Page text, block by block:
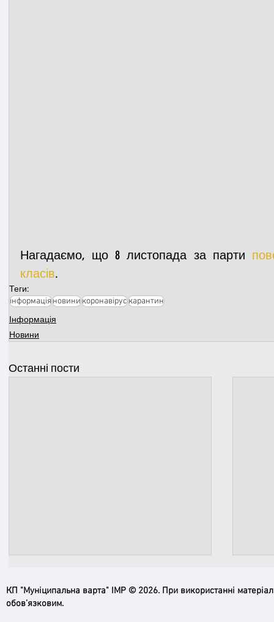
Нагадаємо, що 8 листопада за парти
класів.
Теги:
інформаціяновиникоронавірускарантин
Інформація
Новини
Останні пости
КП "Муніципальна варта" ІМР © 2026. При використанні
обов’язковим.